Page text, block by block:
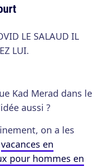
LE SALAUD IL
LUI.
Kad Merad dans le
aussi ?
on a les
vacances en
pour hommes en